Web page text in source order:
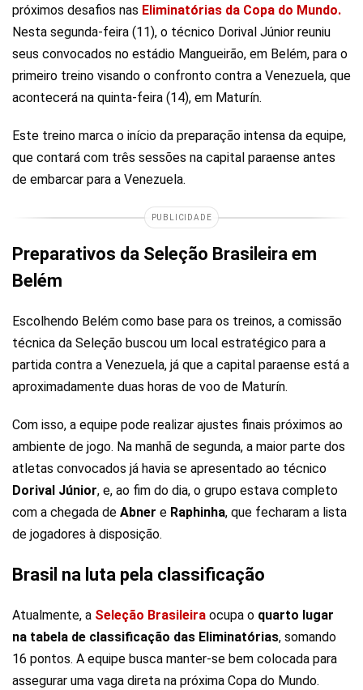
próximos desafios nas Eliminatórias da Copa do Mundo.
Nesta segunda-feira (11), o técnico Dorival Júnior reuniu
seus convocados no estádio Mangueirão, em Belém, para o
primeiro treino visando o confronto contra a Venezuela, que
acontecerá na quinta-feira (14), em Maturín.
Este treino marca o início da preparação intensa da equipe,
que contará com três sessões na capital paraense antes
de embarcar para a Venezuela.
PUBLICIDADE
Preparativos da Seleção Brasileira em
Belém
Escolhendo Belém como base para os treinos, a comissão
técnica da Seleção buscou um local estratégico para a
partida contra a Venezuela, já que a capital paraense está a
aproximadamente duas horas de voo de Maturín.
Com isso, a equipe pode realizar ajustes finais próximos ao
ambiente de jogo. Na manhã de segunda, a maior parte dos
atletas convocados já havia se apresentado ao técnico
Dorival Júnior, e, ao fim do dia, o grupo estava completo
com a chegada de Abner e Raphinha, que fecharam a lista
de jogadores à disposição.
Brasil na luta pela classificação
Atualmente, a Seleção Brasileira ocupa o quarto lugar
na tabela de classificação das Eliminatórias, somando
16 pontos. A equipe busca manter-se bem colocada para
assegurar uma vaga direta na próxima Copa do Mundo.